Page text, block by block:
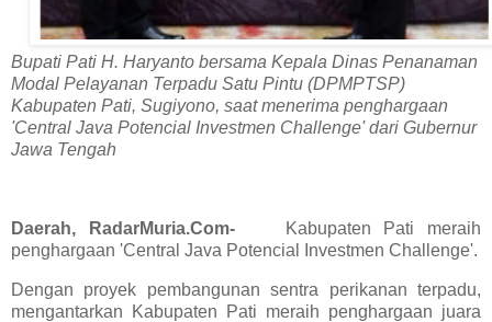
Bupati Pati H. Haryanto bersama Kepala Dinas Penanaman
Modal Pelayanan Terpadu Satu Pintu (DPMPTSP)
Kabupaten Pati, Sugiyono, saat menerima penghargaan
'Central Java Potencial Investmen Challenge' dari Gubernur
Jawa Tengah
Daerah, RadarMuria.Com-
Kabupaten Pati meraih
penghargaan 'Central Java Potencial Investmen Challenge'.
Dengan proyek pembangunan sentra perikanan terpadu,
mengantarkan Kabupaten Pati meraih penghargaan juara